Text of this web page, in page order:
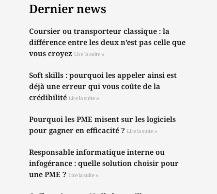
Dernier news
Coursier ou transporteur classique : la
différence entre les deux n’est pas celle que
vous croyez Lire la suite »
Soft skills : pourquoi les appeler ainsi est
déjà une erreur qui vous coûte de la
crédibilité Lire la suite »
Pourquoi les PME misent sur les logiciels
pour gagner en efficacité ? Lire la suite »
Responsable informatique interne ou
infogérance : quelle solution choisir pour
une PME ? Lire la suite »